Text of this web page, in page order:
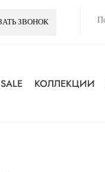
SALE КОЛЛЕКЦИИ